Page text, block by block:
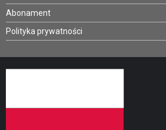
Abonament
Polityka prywatności